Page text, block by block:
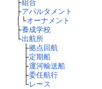
├組合
├アパルタメント
│└オーナメント
├養成学校
└出航所
├拠点回航
├定期船
├運河輸送船
├委任航行
└レース